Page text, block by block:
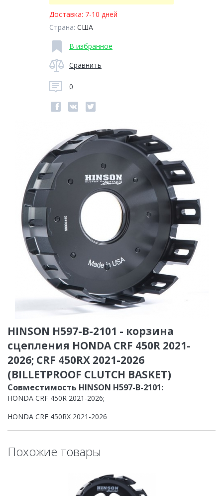
Доставка: 7-10 дней
Страна: США
В избранное
Сравнить
0
HINSON H597-B-2101 - корзина
сцепления HONDA CRF 450R 2021-
2026; CRF 450RX 2021-2026
(BILLETPROOF CLUTCH BASKET)
Совместимость HINSON H597-B-2101:
HONDA CRF 450R 2021-2026;
HONDA CRF 450RX 2021-2026
Похожие товары